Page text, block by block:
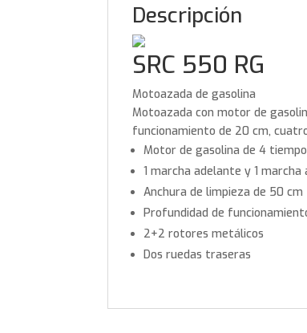
Descripción
SRC 550 RG
Motoazada de gasolina
Motoazada con motor de
funcionamiento de 20 cm,
Motor de gasolina de 4
1 marcha adelante y 1 marcha
Anchura de limpieza de 50 cm
Profundidad de
2+2 rotores metálicos
Dos ruedas traseras